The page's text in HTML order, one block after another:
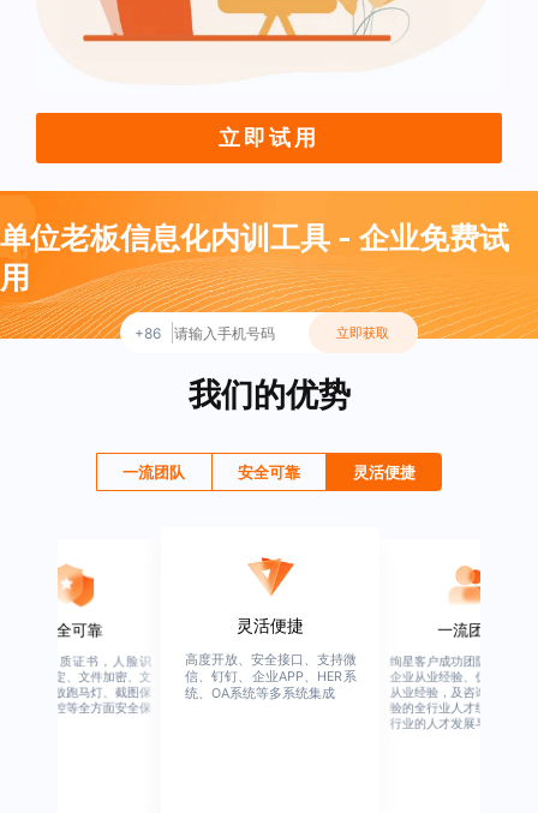
立即试用
单位老板信息化内训工具 - 企业免费试
用
+86 立即获取
我们的优势
一流团队 安全可靠 灵活便捷
安全可靠
业权威资质证书，人脸识
、设备绑定、文件加密、文
水印、播放跑马灯、截图保
、权限管控等全方面安全保
灵活便捷
高度开放、安全接口、支持微
信、钉钉、企业APP、HER系
统、OA系统等多系统集成
一流团队
绚星客户成功团队，由有多
企业从业经验、优秀培训机
从业经验，及咨询公司从业
验的全行业人才组成，涉猎
行业的人才发展与培养模块